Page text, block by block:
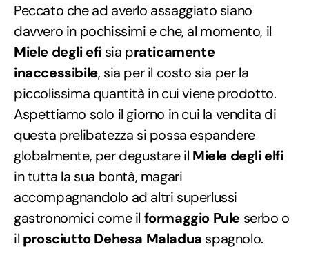
Peccato che ad averlo assaggiato siano
davvero in pochissimi e che, al momento, il
Miele degli efi sia praticamente
inaccessibile, sia per il costo sia per la
piccolissima quantità in cui viene prodotto.
Aspettiamo solo il giorno in cui la vendita di
questa prelibatezza si possa espandere
globalmente, per degustare il Miele degli elfi
in tutta la sua bontà, magari
accompagnandolo ad altri superlussi
gastronomici come il formaggio Pule serbo o
il prosciutto Dehesa Maladua spagnolo.